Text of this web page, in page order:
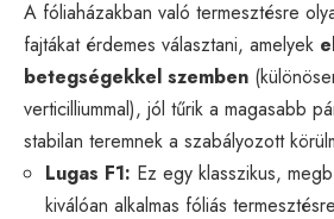
A fóliaházakban való termesztésre
fajtákat érdemes választani, amelyek
betegségekkel szemben
verticilliummal), jól tűrik a magasabb
stabilan teremnek a szabályozott
Lugas F1: Ez egy klasszikus,
kiválóan alkalmas fóliás